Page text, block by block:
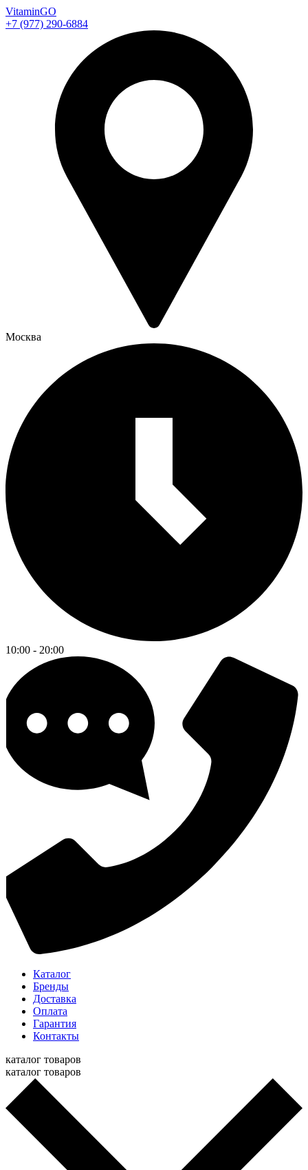
VitaminGO
+7 (977) 290-6884
Москва
10:00 - 20:00
Каталог
Бренды
Доставка
Оплата
Гарантия
Контакты
каталог товаров
каталог товаров